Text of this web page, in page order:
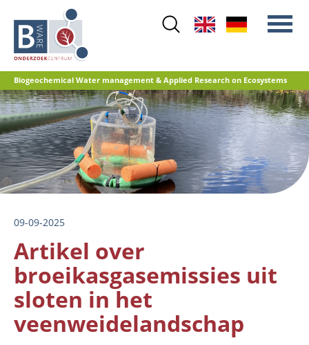
main
content
Biogeochemical Water management & Applied Research on Ecosystems
Main
menuStikstof
Waterkwaliteit
Herstelbeheer
Natuurontwikkeling
Referentiedatabase GRIP
09-09-2025
Artikel over
broeikasgasemissies uit
sloten in het
veenweidelandschap